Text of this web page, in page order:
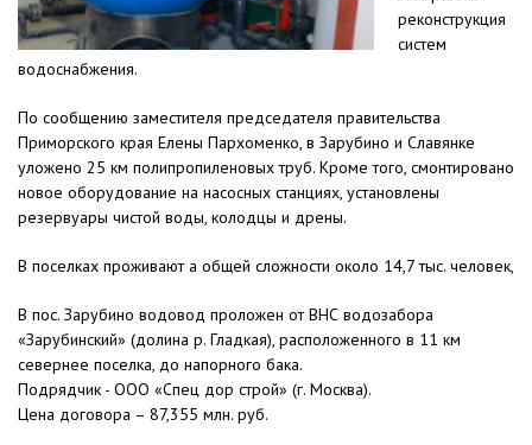
реконструкция
систем
водоснабжения.
По сообщению заместителя председателя правительства
Приморского края Елены Пархоменко, в Зарубино и Славянке
уложено 25 км полипропиленовых труб. Кроме того, смонтировано
новое оборудование на насосных станциях, установлены
резервуары чистой воды, колодцы и дрены.
В поселках проживают а общей сложности около 14,7 тыс. человек,
В пос. Зарубино водовод проложен от ВНС водозабора
«Зарубинский» (долина р. Гладкая), расположенного в 11 км
севернее поселка, до напорного бака.
Подрядчик - ООО «Спец дор строй» (г. Москва).
Цена договора – 87,355 млн. руб.